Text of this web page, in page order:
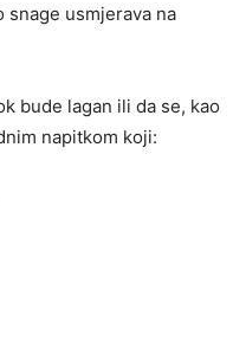
usmjerava na
bude lagan ili da se, kao
napitkom koji: